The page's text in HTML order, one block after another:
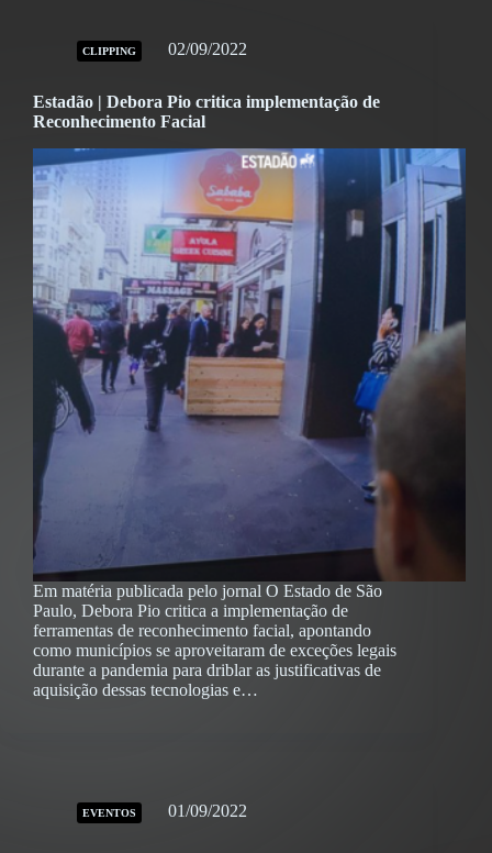
CLIPPING 02/09/2022
Estadão | Debora Pio critica implementação de
Reconhecimento Facial
Em matéria publicada pelo jornal O Estado de São
Paulo, Debora Pio critica a implementação de
ferramentas de reconhecimento facial, apontando
como municípios se aproveitaram de exceções legais
durante a pandemia para driblar as justificativas de
aquisição dessas tecnologias e…
EVENTOS 01/09/2022